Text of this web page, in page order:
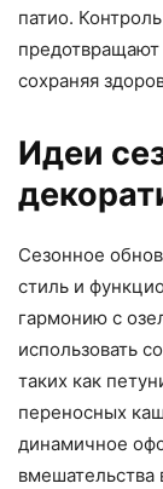
патио.
предотвращают
сохраняя
Идеи
Сезонное
стиль и
гармонию с
использовать
таких как
переносных
динамичное
вмешательства